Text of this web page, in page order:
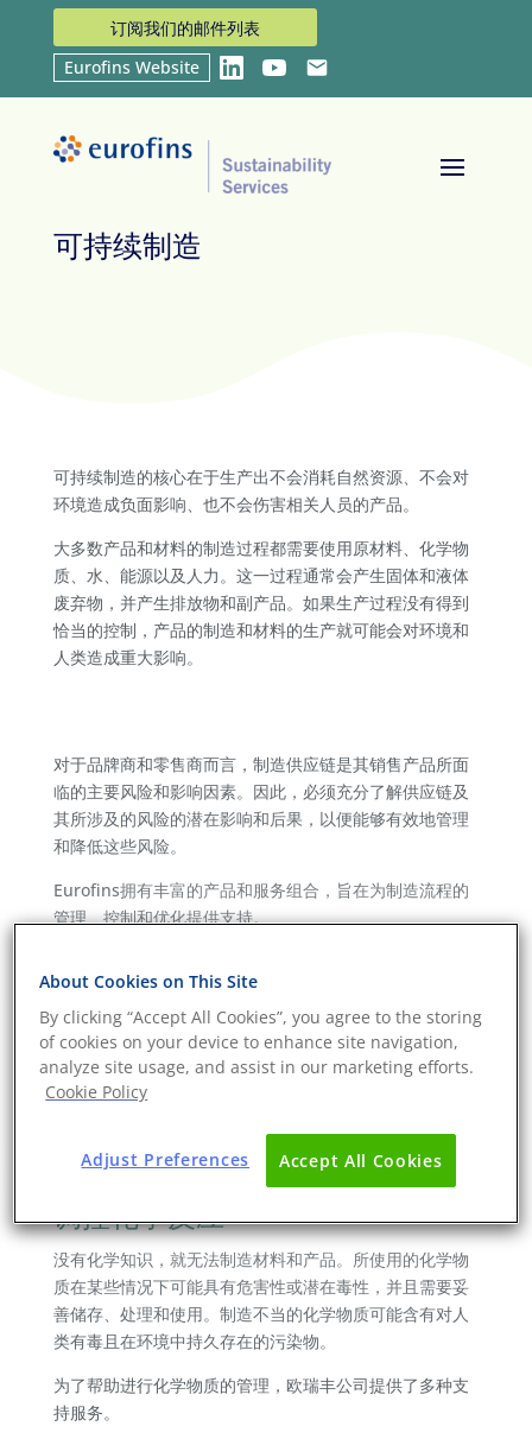
订阅我们的邮件列表
Eurofins Website
LinkedInYouTubeEmail
Sustainability Services 可持续制造
可持续制造
可持续制造的核心在于生产出不会消耗自然资源、不会对
环境造成负面影响、也不会伤害相关人员的产品。
大多数产品和材料的制造过程都需要使用原材料、化学物
质、水、能源以及人力。这一过程通常会产生固体和液体
废弃物，并产生排放物和副产品。如果生产过程没有得到
恰当的控制，产品的制造和材料的生产就可能会对环境和
人类造成重大影响。
对于品牌商和零售商而言，制造供应链是其销售产品所面
临的主要风险和影响因素。因此，必须充分了解供应链及
其所涉及的风险的潜在影响和后果，以便能够有效地管理
和降低这些风险。
Eurofins拥有丰富的产品和服务组合，旨在为制造流程的
管理、控制和优化提供支持。
我们通过我们的认证团队提供工厂审核服务，涵盖社会、
环境技术和安全合规等方面。欧陆（Eurofins）作为行业
标准和审核协会领域的领军企业，因其在第三方可持续性
审核方面的卓越表现而获得了包括专业社会合规审核员协
工融合计划（SLCP）、全球负责任认证生产（WRAP）以
及合规与可持续发展倡议（ICS）等公司的认可。
调控化学反应
没有化学知识，就无法制造材料和产品。所使用的化学物
质在某些情况下可能具有危害性或潜在毒性，并且需要妥
善储存、处理和使用。制造不当的化学物质可能含有对人
类有毒且在环境中持久存在的污染物。
为了帮助进行化学物质的管理，欧瑞丰公司提供了多种支
持服务。
About Cookies on This Site
By clicking “Accept All Cookies”, you agree to the storing
of cookies on your device to enhance site navigation,
analyze site usage, and assist in our marketing efforts.
Cookie Policy
Accept All Cookies
Adjust Preferences